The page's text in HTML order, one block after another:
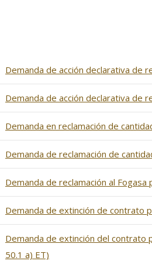
Demanda de acción declarativa de
Demanda de acción declarativa de
Demanda en reclamación de
Demanda de reclamación de
Demanda de reclamación al
Demanda de extinción de contrato
Demanda de extinción del contrato
50.1 a) ET)